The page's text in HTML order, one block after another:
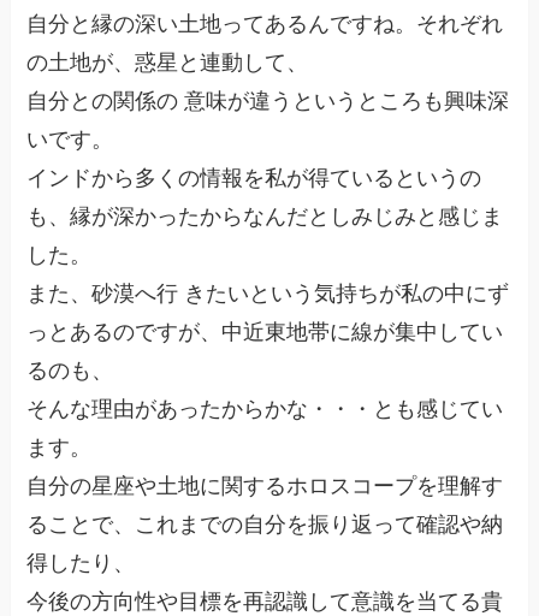
自分と縁の深い土地ってあるんですね。それぞれ
の土地が、惑星と連動して、
自分との関係の 意味が違うというところも興味深
いです。
インドから多くの情報を私が得ているというの
も、縁が深かったからなんだとしみじみと感じま
した。
また、砂漠へ行 きたいという気持ちが私の中にず
っとあるのですが、中近東地帯に線が集中してい
るのも、
そんな理由があったからかな・・・とも感じてい
ます。
自分の星座や土地に関するホロスコープを理解す
ることで、これまでの自分を振り返って確認や納
得したり、
今後の方向性や目標を再認識して意識を当てる貴